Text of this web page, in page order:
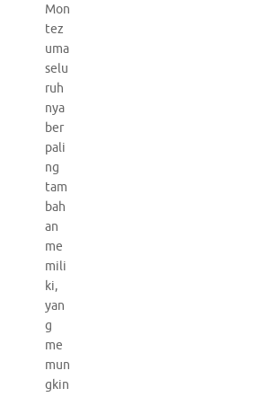
Mon
tez
uma
selu
ruh
nya
ber
pali
ng
tam
bah
an
me
mili
ki,
yan
g
me
mun
gkin